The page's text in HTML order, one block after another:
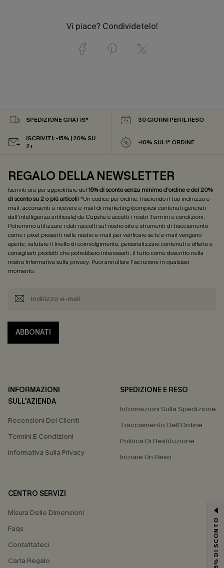
Vi piace? Condividetelo!
SPEDIZIONE GRATIS* 30 GIORNI PER IL RESO
ISCRIVITI: -15% | 20% SU
2+
-10% SUL 1° ORDINE
REGALO DELLA NEWSLETTER
Iscriviti ora per approfittare del 15% di sconto senza minimo d'ordine e del 20%
di sconto su 2 o più articoli! *Un codice per ordine. Inserendo il tuo indirizzo e-
mail, acconsenti a ricevere e-mail di marketing (compresi contenuti generati
dall'intelligenza artificiale) da Cupshe e accetti i nostri Termini e condizioni.
Potremmo utilizzare i dati raccolti sul nostro sito e strumenti di tracciamento
come i pixel presenti nelle nostre e-mail per verificare se le e-mail vengono
aperte, valutare il livello di coinvolgimento, personalizzare contenuti e offerte e
consigliarti prodotti che potrebbero interessarti, il tutto come descritto nella
nostra Informativa sulla privacy. Puoi annullare l'iscrizione in qualsiasi
momento.
ABBONATI
INFORMAZIONI
SULL'AZIENDA
Recensioni Dei Clienti
Termini E Condizioni
Informativa Sulla Privacy
SPEDIZIONE E RESO
Informazioni Sulla Spedizione
Tracciamento Dell'Ordine
Politica Di Restituzione
Iniziare Un Reso
CENTRO SERVIZI
Misura Delle Dimensioni
Faqs
Contattateci
Carta Regalo
15% DI SCONTO